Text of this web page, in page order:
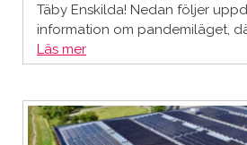
Täby Enskilda! Nedan följer
information om pandemiläget,
Läs mer